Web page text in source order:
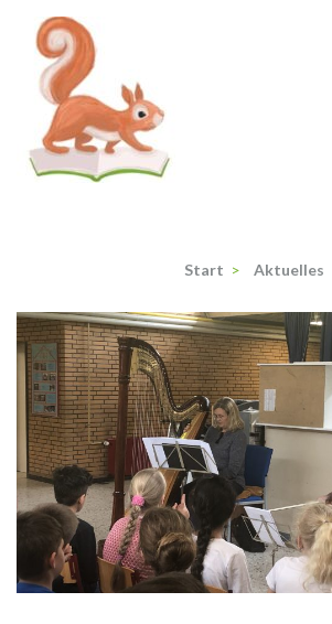
Inhalt
springen
(Enter
drücken)
Start > Aktuelles